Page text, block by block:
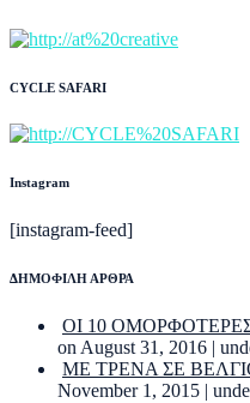
CYCLE SAFARI
Instagram
[instagram-feed]
ΔΗΜΟΦΙΛΗ ΑΡΘΡΑ
ΟΙ 10
on August 31, 2016 |
ΜΕ ΤΡΕΝΑ ΣΕ
November 1, 2015 |